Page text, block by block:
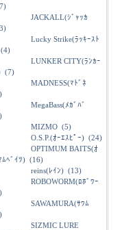
JACKALL(ｼﾞｬｯｶ
Lucky Strike(ﾗｯｷｰｽﾄ
(4)
LUNKER CITY(ﾗﾝｶｰ
(7)
MADNESS(ﾏﾄﾞﾈ
MegaBass(ﾒｶﾞﾊﾞ
MIZMO (5)
O.S.P.(ｵｰｴｽﾋﾟｰ) (24)
OPTIMUM BAITS(ｵ
ﾑﾍﾞｲﾂ) (16)
reins(ﾚｲﾝ) (13)
ROBOWORM(ﾛﾎﾞﾜｰ
SAWAMURA(ｻﾜﾑ
SIZMIC LURE